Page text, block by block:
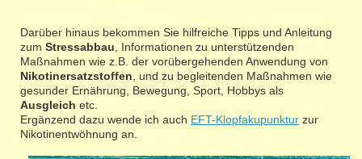
Darüber hinaus bekommen Sie hilfreiche Tipps und Anleitung
zum Stressabbau , Informationen zu unterstützenden
Maßnahmen wie z.B. der vorübergehenden Anwendung von
Nikotinersatzstoffen , und zu begleitenden Maßnahmen wie
gesunder Ernährung, Bewegung, Sport, Hobbys als
Ausgleich etc.
Ergänzend dazu wende ich auch EFT-Klopfakupunktur zur
Nikotinentwöhnung an.